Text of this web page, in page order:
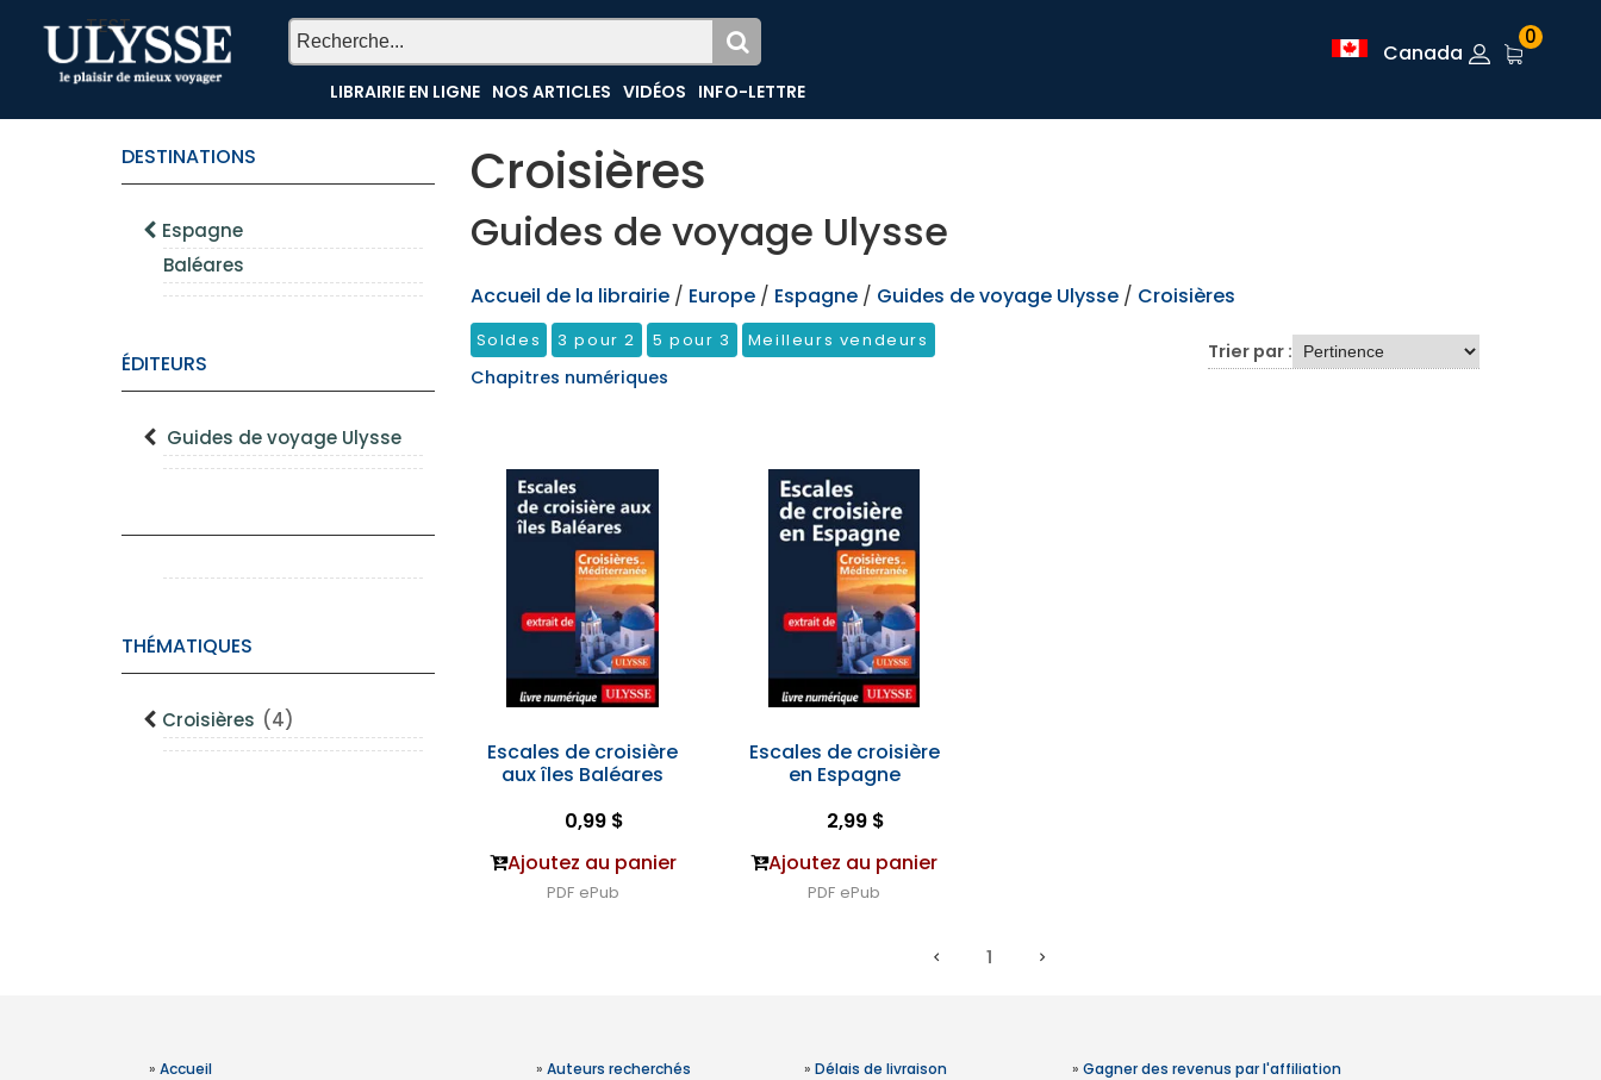
TEST
LIBRAIRIE EN LIGNE NOS ARTICLES VIDÉOS INFO-LETTRE
Canada
0
DESTINATIONS
Espagne
Baléares
ÉDITEURS
Guides de voyage Ulysse
THÉMATIQUES
Croisières (4)
Croisières
Guides de voyage Ulysse
Accueil de la librairie / Europe / Espagne / Guides de voyage Ulysse / Croisières
Soldes 3 pour 2 5 pour 3 Meilleurs vendeurs
Chapitres numériques
Trier par :
Escales de croisière
aux îles Baléares
0,99 $
Ajoutez au panier
PDF ePub
Escales de croisière
en Espagne
2,99 $
Ajoutez au panier
PDF ePub
1
» Accueil
» Auteurs recherchés
» Délais de livraison
» Gagner des revenus par l'affiliation